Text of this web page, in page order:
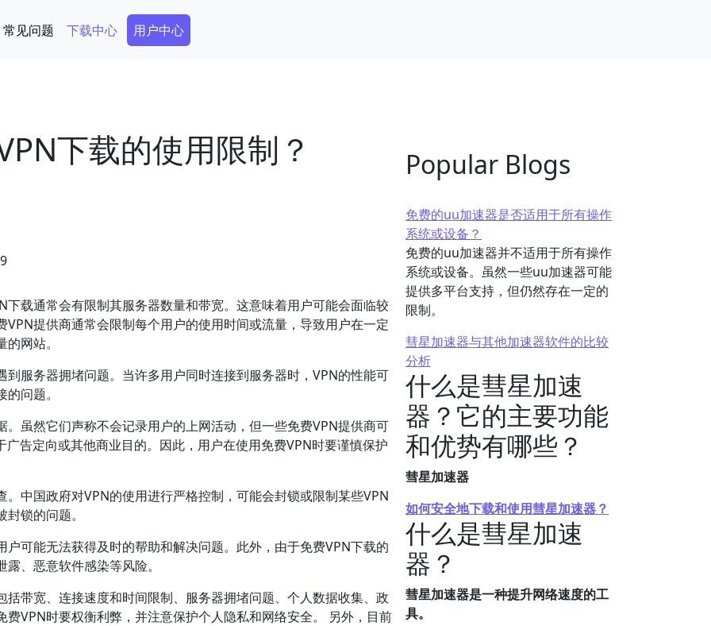
常见问题 下载中心 Secondary Menu
用户中心
下载的使用限制？
载通常会有限制其服务器数量和带宽。这意味着用户可能会面临较
提供商通常会限制每个用户的使用时间或流量，导致用户在一定
网站。
服务器拥堵问题。当许多用户同时连接到服务器时，VPN的性能可
问题。
虽然它们声称不会记录用户的上网活动，但一些免费VPN提供商可
告定向或其他商业目的。因此，用户在使用免费VPN时要谨慎保护
中国政府对VPN的使用进行严格控制，可能会封锁或限制某些VPN
锁的问题。
可能无法获得及时的帮助和解决问题。此外，由于免费VPN下载的
、恶意软件感染等风险。
带宽、连接速度和时间限制、服务器拥堵问题、个人数据收集、政
VPN时要权衡利弊，并注意保护个人隐私和网络安全。 另外，目前
Popular Blogs
免费的uu加速器是否适用于所有操作
系统或设备？
免费的uu加速器并不适用于所有操作
系统或设备。虽然一些uu加速器可能
提供多平台支持，但仍然存在一定的
限制。
彗星加速器与其他加速器软件的比较
分析
什么是彗星加速
器？它的主要功能
和优势有哪些？
彗星加速器
如何安全地下载和使用彗星加速器？
什么是彗星加速
器？
彗星加速器是一种提升网络速度的工
具。